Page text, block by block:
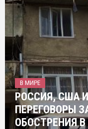
В МИРЕ
РОССИЯ, США
ПЕРЕГОВОРЫ
ОБОСТРЕНИЯ